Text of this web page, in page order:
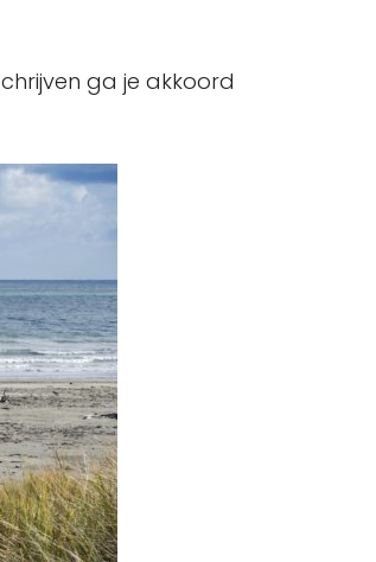
ga je akkoord